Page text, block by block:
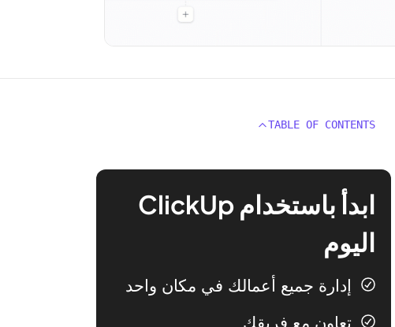
TABLE OF CONTENTS
ابدأ باستخدام ClickUp
اليوم
إدارة جميع أعمالك في مكان واحد
تعاون مع فريقك